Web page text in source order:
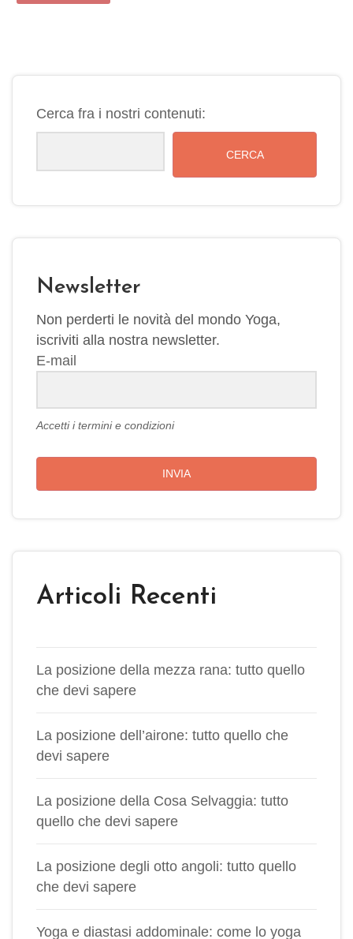
Cerca fra i nostri contenuti:
CERCA
Newsletter
Non perderti le novità del mondo Yoga,
iscriviti alla nostra newsletter.
E-mail
Accetti i termini e condizioni
INVIA
Articoli Recenti
La posizione della mezza rana: tutto quello
che devi sapere
La posizione dell’airone: tutto quello che
devi sapere
La posizione della Cosa Selvaggia: tutto
quello che devi sapere
La posizione degli otto angoli: tutto quello
che devi sapere
Yoga e diastasi addominale: come lo yoga